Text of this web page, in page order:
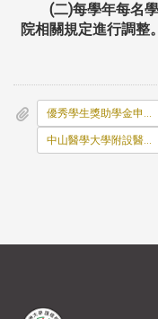
(二)每學年每名
院相關規定進行調整。
優秀學生獎助學金申請表.docx
中山醫學大學附設醫院護理系優秀學生獎助學金合約書.pdf